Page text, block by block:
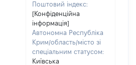
Поштовий індекс:
[Конфіденційна
інформація]
Автономна Республіка
Крим/область/місто зі
спеціальним статусом:
Київська